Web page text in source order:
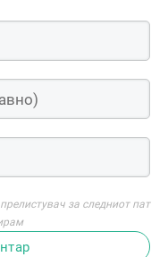
за следниот пат